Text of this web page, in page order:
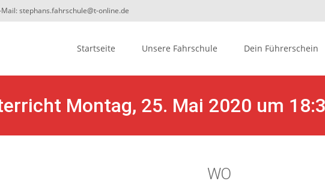
Mail: stephans.fahrschule@t-online.de
Startseite Unsere Fahrschule Dein Führerschein
Montag, 25. Mai 2020 um
WO